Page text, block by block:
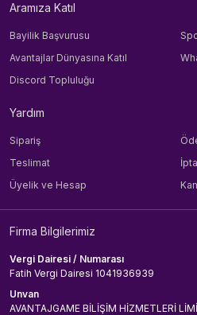
Aramıza Katıl
Bayilik Başvurusu
Avantajlar Dünyasına Katıl
Discord Topluluğu
Yardım
Sipariş
Teslimat
Üyelik ve Hesap
Firma Bilgilerimiz
Vergi Dairesi / Numarası
Fatih Vergi Dairesi 1041936939
Unvan
AVANTAJGAME BİLİŞİM HİZMETLERİ